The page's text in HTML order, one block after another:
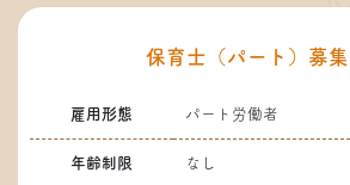
保育士（パート）募
雇用形態 パート労働者
年齢制限 なし